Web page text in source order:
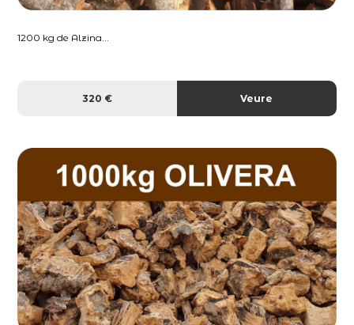
1200 kg de Alzina...
320 € Veure